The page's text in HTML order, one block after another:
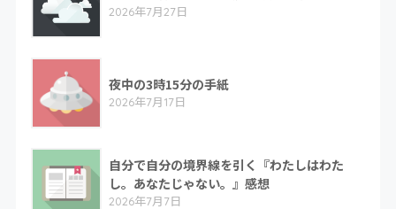
2026年7月27日
夜中の3時15分の手紙
2026年7月17日
自分で自分の境界線を引く『わたしはわた
し。あなたじゃない。』感想
2026年7月7日